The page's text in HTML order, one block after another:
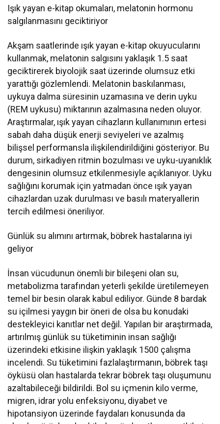
Işık yayan e-kitap okumaları, melatonin hormonu
salgılanmasını geciktiriyor
Akşam saatlerinde ışık yayan e-kitap okuyucularını
kullanmak, melatonin salgısını yaklaşık 1.5 saat
geciktirerek biyolojik saat üzerinde olumsuz etki
yarattığı gözlemlendi. Melatonin baskılanması,
uykuya dalma süresinin uzamasına ve derin uyku
(REM uykusu) miktarının azalmasına neden oluyor.
Araştırmalar, ışık yayan cihazların kullanımının ertesi
sabah daha düşük enerji seviyeleri ve azalmış
bilişsel performansla ilişkilendirildiğini gösteriyor. Bu
durum, sirkadiyen ritmin bozulması ve uyku-uyanıklık
dengesinin olumsuz etkilenmesiyle açıklanıyor. Uyku
sağlığını korumak için yatmadan önce ışık yayan
cihazlardan uzak durulması ve basılı materyallerin
tercih edilmesi öneriliyor.
Günlük su alımını artırmak, böbrek hastalarına iyi
geliyor
İnsan vücudunun önemli bir bileşeni olan su,
metabolizma tarafından yeterli şekilde üretilemeyen
temel bir besin olarak kabul ediliyor. Günde 8 bardak
su içilmesi yaygın bir öneri de olsa bu konudaki
destekleyici kanıtlar net değil. Yapılan bir araştırmada,
artırılmış günlük su tüketiminin insan sağlığı
üzerindeki etkisine ilişkin yaklaşık 1500 çalışma
incelendi. Su tüketimini fazlalaştırmanın, böbrek taşı
öyküsü olan hastalarda tekrar böbrek taşı oluşumunu
azaltabileceği bildirildi. Bol su içmenin kilo verme,
migren, idrar yolu enfeksiyonu, diyabet ve
hipotansiyon üzerinde faydaları konusunda da